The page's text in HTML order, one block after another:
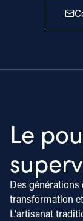
Le
Des générations
transformation
L'artisanat